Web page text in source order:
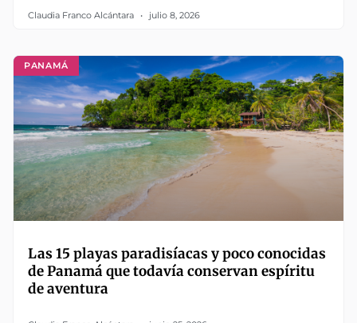
Claudia Franco Alcántara julio 8, 2026
PANAMÁ
Las 15 playas paradisíacas y poco conocidas
de Panamá que todavía conservan espíritu
de aventura